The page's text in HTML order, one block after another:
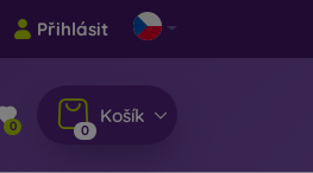
Přihlásit
0 0
Košík